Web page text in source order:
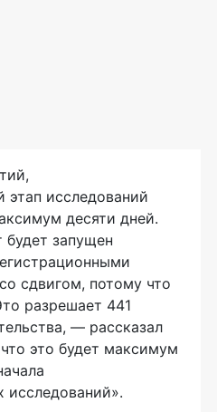
этап исследований
десяти дней.
будет запущен
сдвигом, потому что
разрешает 441
— рассказал
это будет максимум
исследований».